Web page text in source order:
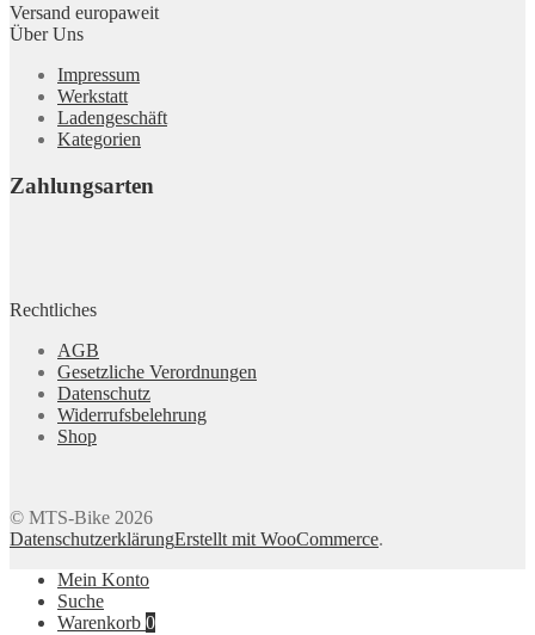
Versand europaweit
Über Uns
Impressum
Werkstatt
Ladengeschäft
Kategorien
Zahlungsarten
Rechtliches
AGB
Gesetzliche Verordnungen
Datenschutz
Widerrufsbelehrung
Shop
© MTS-Bike 2026
DatenschutzerklärungErstellt mit WooCommerce.
Mein Konto
Suche
Warenkorb 0